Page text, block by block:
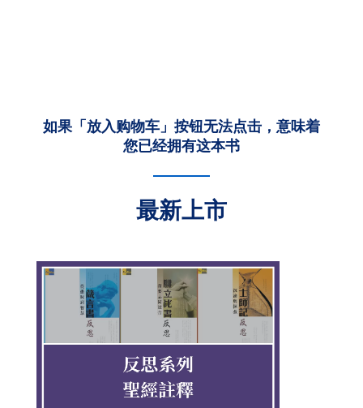
如果「放入购物车」按钮无法点击，意味着
您已经拥有这本书
最新上市